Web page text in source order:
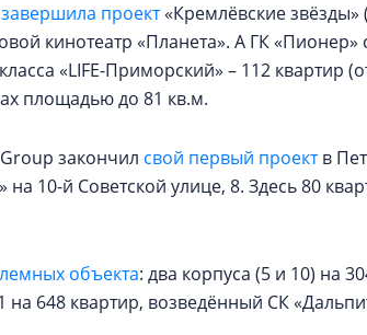
завершила проект«Кремлёвские звёзды»
кинотеатр «Планета». А ГК «Пионер»
«LIFE-Приморский» – 112 квартир
площадью до 81 кв.м.
закончил свой первый проектв
на 10-й Советской улице, 8. Здесь 80
объекта: два корпуса (5 и 10) на
на 648 квартир, возведённый СК